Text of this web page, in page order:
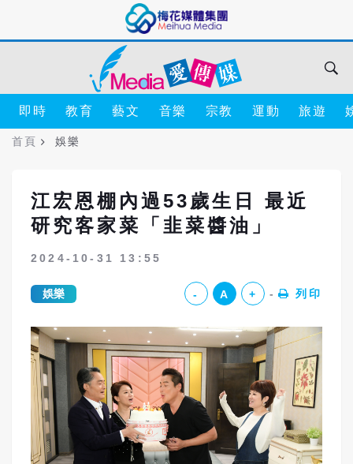
即時 教育 藝文 音樂 宗教 運動 旅遊
首頁 娛樂
江宏恩棚內過53歲生日 最近
研究客家菜「韭菜醬油」
2024-10-31 13:55
娛樂 - A + 列印